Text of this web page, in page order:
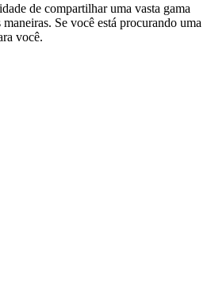
de compartilhar uma vasta gama
Se você está procurando uma
você.